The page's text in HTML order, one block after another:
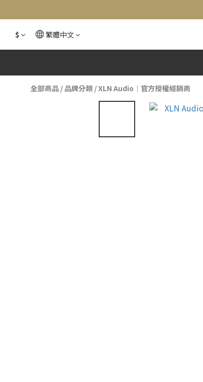
$ 繁體中文
全部商品 / 品牌分類 /XLN Audio｜官方授權經銷商